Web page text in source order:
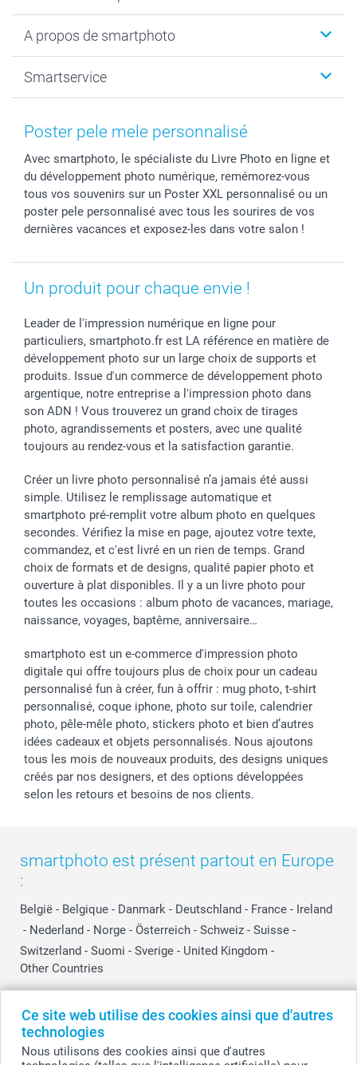
Ce site web utilise des cookies ainsi que d'autres
technologies
Nous utilisons des cookies ainsi que d'autres
Tirage photo & agrandissement
Faire-part & Cartes
Coques smartphone
Stickers & Etiquettes
Cadres photo & accessoires déco
Dénicheur d'idées cadeau
Anniversaire
Naissance & baptême
Fête des Mères
Fête des Pères
Communion
Baptême
Toussaint
Rentrée des classes
A propos de smartphoto
Plan du site
Droit de rétraction
Vie privée
Gestion des cookies
Tarifs
Partenariats & Influence
Smartservice
Aide
smartbonus
smartfriends
Livraison
Modes de paiement
Grandes quantités
Poster pele mele personnalisé
Avec smartphoto, le spécialiste du Livre Photo en ligne et
du développement photo numérique, remémorez-vous
tous vos souvenirs sur un Poster XXL personnalisé ou un
poster pele personnalisé avec tous les sourires de vos
dernières vacances et exposez-les dans votre salon !
Un produit pour chaque envie !
Leader de l'impression numérique en ligne pour
particuliers, smartphoto.fr est LA référence en matière de
développement photo sur un large choix de supports et
produits. Issue d'un commerce de développement photo
argentique, notre entreprise a l'impression photo dans
son ADN ! Vous trouverez un grand choix de tirages
photo, agrandissements et posters, avec une qualité
toujours au rendez-vous et la satisfaction garantie.
Créer un livre photo personnalisé n’a jamais été aussi
simple. Utilisez le remplissage automatique et
smartphoto pré-remplit votre album photo en quelques
secondes. Vérifiez la mise en page, ajoutez votre texte,
commandez, et c'est livré en un rien de temps. Grand
choix de formats et de designs, qualité papier photo et
ouverture à plat disponibles. Il y a un livre photo pour
toutes les occasions : album photo de vacances, mariage,
naissance, voyages, baptême, anniversaire…
smartphoto est un e-commerce d'impression photo
digitale qui offre toujours plus de choix pour un cadeau
personnalisé fun à créer, fun à offrir : mug photo, t-shirt
personnalisé, coque iphone, photo sur toile, calendrier
photo, pêle-mêle photo, stickers photo et bien d’autres
idées cadeaux et objets personnalisés. Nous ajoutons
tous les mois de nouveaux produits, des designs uniques
créés par nos designers, et des options développées
selon les retours et besoins de nos clients.
smartphoto est présent partout en Europe
:
België - Belgique - Danmark - Deutschland - France - Ireland
- Nederland - Norge - Österreich - Schweiz - Suisse -
Switzerland - Suomi - Sverige - United Kingdom -
Other Countries
Tous les prix sont en EURO (€), TVA incluse et hors frais de port.